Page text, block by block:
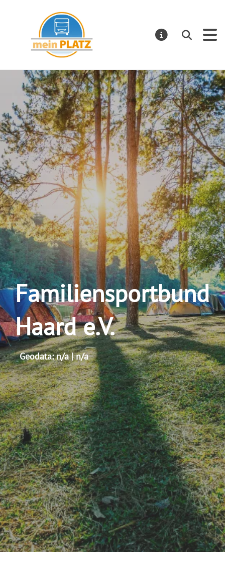
Suchen
Familiensportbund
Haard e.V.
Geodata: n/a | n/a